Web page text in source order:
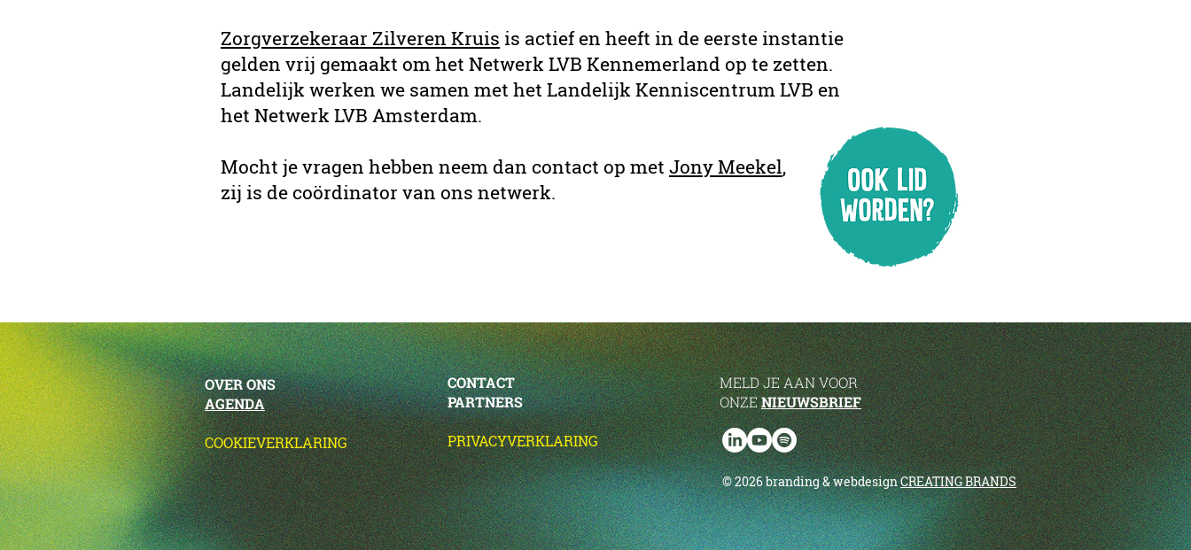
Zorgverzekeraar Zilveren Kruis is actief en heeft in de eerste instantie
gelden vrij gemaakt om het Netwerk LVB Kennemerland op te zetten.
Landelijk werken we samen met het Landelijk Kenniscentrum LVB en
het Netwerk LVB Amsterdam.
Mocht je vragen hebben neem dan contact op met Jony Meekel,
zij is de coördinator van ons netwerk.
OVER ONS
AGENDA
COOKIEVERKLARING
CONTACT
PARTNERS
PRIVACYVERKLARING
MELD JE AAN VOOR
ONZENIEUWSBRIEF
© 2026 branding & webdesignCREATING BRANDS